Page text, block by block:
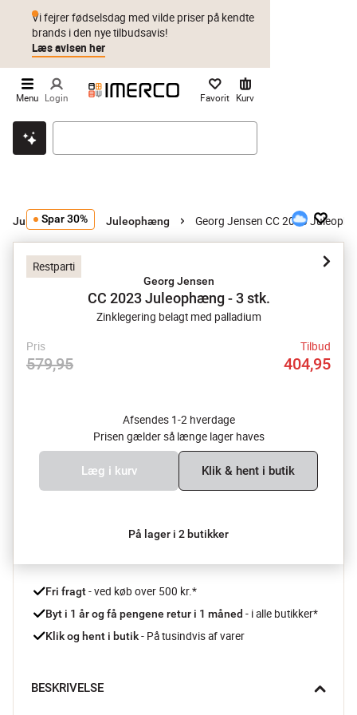
Klik & hent Byt i 1 år Prismatch
Vi fejrer fødselsdag med vilde priser på kendte
brands i den nye tilbudsavis!
Læs avisen her
Menu Login Favorit Kurv
Juletræspynt Juleophæng Georg Jensen CC 2023
Restparti
Spar 30%
Georg Jensen
CC 2023 Juleophæng - 3 stk.
Zinklegering belagt med palladium
Pris
579,95
Tilbud
404,95
Afsendes 1-2 hverdage
Prisen gælder så længe lager haves
Læg i kurv Klik & hent i butik
På lager i 2 butikker
Fri fragt - ved køb over 500 kr.*
Byt i 1 år og få pengene retur i 1 måned - i alle butikker*
Klik og hent i butik - På tusindvis af varer
BESKRIVELSE